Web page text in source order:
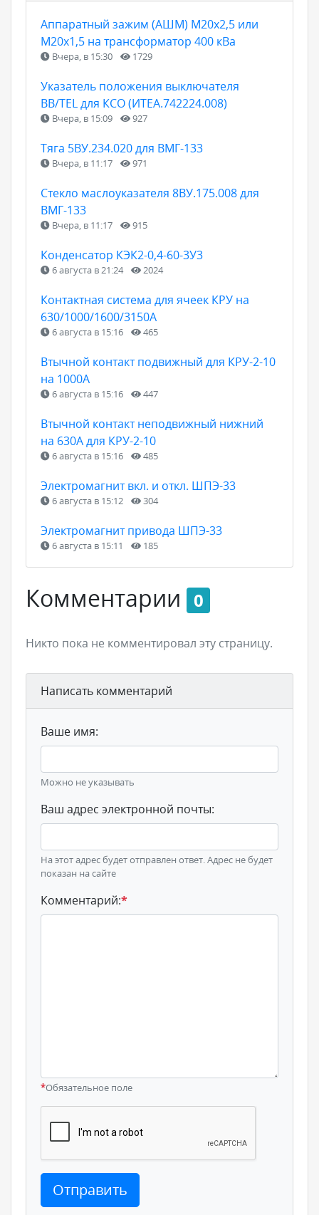
Аппаратный зажим (АШМ) М20х2,5 или
М20х1,5 на трансформатор 400 кВа
Вчера, в 15:30 1729
Указатель положения выключателя
BB/TEL для КСО (ИТЕА.742224.008)
Вчера, в 15:09 927
Тяга 5ВУ.234.020 для ВМГ-133
Вчера, в 11:17 971
Стекло маслоуказателя 8ВУ.175.008 для
ВМГ-133
Вчера, в 11:17 915
Конденсатор КЭК2-0,4-60-3У3
6 августа в 21:24 2024
Контактная система для ячеек КРУ на
630/1000/1600/3150А
6 августа в 15:16 465
Втычной контакт подвижный для КРУ-2-10
на 1000А
6 августа в 15:16 447
Втычной контакт неподвижный нижний
на 630А для КРУ-2-10
6 августа в 15:16 485
Электромагнит вкл. и откл. ШПЭ-33
6 августа в 15:12 304
Электромагнит привода ШПЭ-33
6 августа в 15:11 185
Комментарии 0
Никто пока не комментировал эту страницу.
Написать комментарий
Ваше имя:
Можно не указывать
Ваш адрес электронной почты:
На этот адрес будет отправлен ответ. Адрес не будет
показан на сайте
Комментарий:*
*Обязательное поле
Отправить